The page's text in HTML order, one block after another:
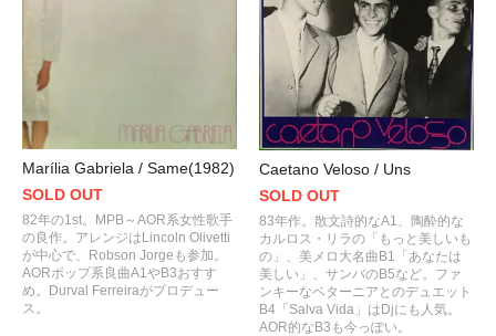
Marília Gabriela / Same(1982)
SOLD OUT
82年の1st。MPB～AOR系女性歌手
の良作。アレンジはLincoln Olivetti
が中心で、Robson Jorgeも参加。
AORポップ系良曲A1やB3おすす
め。Durval Ferreiraがプロデュー
ス。
Caetano Veloso / Uns
SOLD OUT
83年作。散文詩的なA1、陶酔的な
カルロス・リラの「もっと美しいも
の」、美メロ大名曲B1「あなたは
美しい」、サンバのB5など。ファ
ンキーなベターニアとのデュエット
B4「Salva Vida」はDjにも人気。
AOR的なB3も今っぽい。